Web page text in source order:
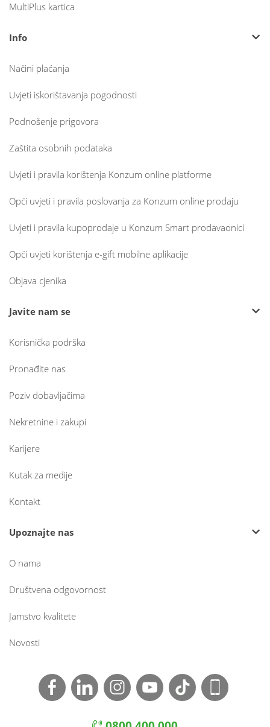
MultiPlus kartica
Info
Načini plaćanja
Uvjeti iskorištavanja pogodnosti
Podnošenje prigovora
Zaštita osobnih podataka
Uvjeti i pravila korištenja Konzum online platforme
Opći uvjeti i pravila poslovanja za Konzum online prodaju
Uvjeti i pravila kupoprodaje u Konzum Smart prodavaonici
Opći uvjeti korištenja e-gift mobilne aplikacije
Objava cjenika
Javite nam se
Korisnička podrška
Pronađite nas
Poziv dobavljačima
Nekretnine i zakupi
Karijere
Kutak za medije
Kontakt
Upoznajte nas
O nama
Društvena odgovornost
Jamstvo kvalitete
Novosti